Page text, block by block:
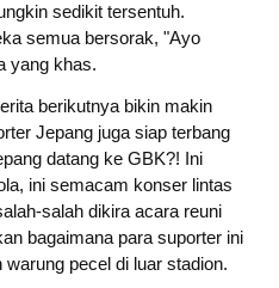
sedikit tersentuh.
semua bersorak, "Ayo
yang khas.
berikutnya bikin makin
Jepang juga siap terbang
datang ke GBK?! Ini
ini semacam konser lintas
salah dikira acara reuni
bagaimana para suporter ini
pecel di luar stadion.